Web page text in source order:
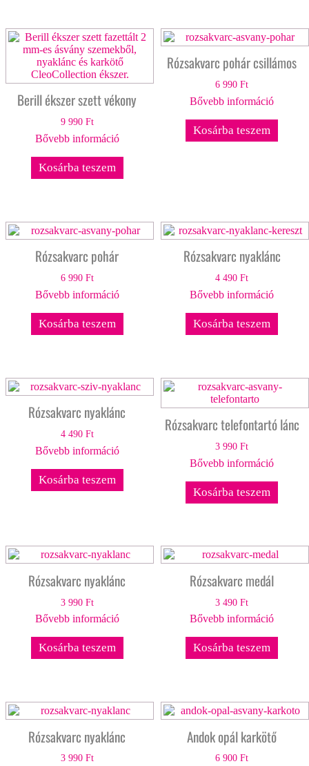
Berill ékszer szett vékony
9 990 Ft
Bővebb információ
Kosárba teszem
Rózsakvarc pohár csillámos
6 990Ft
Bővebb információ
Kosárba teszem
Rózsakvarc pohár
6 990 Ft
Bővebb információ
Kosárba teszem
Rózsakvarc nyaklánc
4 490Ft
Bővebb információ
Kosárba teszem
Rózsakvarc nyaklánc
4 490 Ft
Bővebb információ
Kosárba teszem
Rózsakvarc telefontartó lánc
3 990Ft
Bővebb információ
Kosárba teszem
Rózsakvarc nyaklánc
3 990 Ft
Bővebb információ
Kosárba teszem
Rózsakvarc medál
3 490Ft
Bővebb információ
Kosárba teszem
Rózsakvarc nyaklánc
3 990 Ft
Andok opál karkötő
6 900Ft